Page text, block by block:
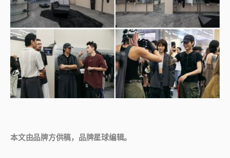
本文由品牌方供稿，品牌星球编辑。